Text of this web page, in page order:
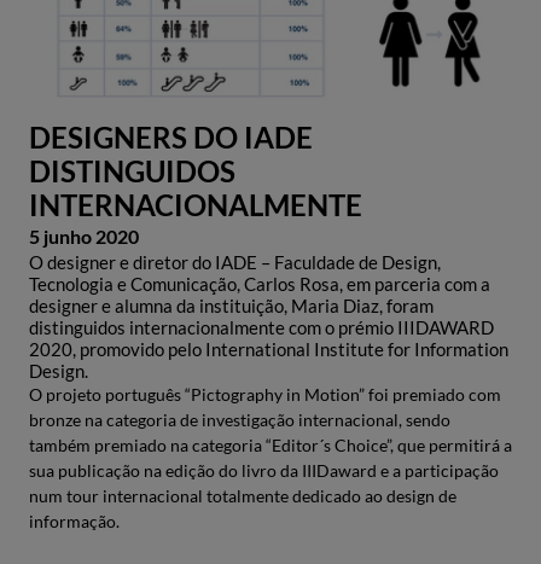
DESIGNERS DO IADE
DISTINGUIDOS
INTERNACIONALMENTE
5 junho 2020
O designer e diretor do IADE – Faculdade de Design,
Tecnologia e Comunicação, Carlos Rosa, em parceria com a
designer e alumna da instituição, Maria Diaz, foram
distinguidos internacionalmente com o prémio IIIDAWARD
2020, promovido pelo International Institute for Information
Design.
O projeto português “Pictography in Motion” foi premiado com
bronze na categoria de investigação internacional, sendo
também premiado na categoria “Editor´s Choice”, que permitirá a
sua publicação na edição do livro da IIIDaward e a participação
num tour internacional totalmente dedicado ao design de
informação.